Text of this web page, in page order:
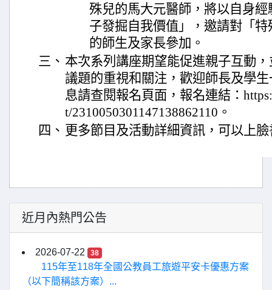
殊兒的馬大元醫師，將以自身
子發掘自我價值」，邀請對「
的師生及家長參加。
三、 本次系列講座期望能促進親子互動
議題的重視和關注，歡迎師長及學
息請查閱報名頁面，報名連結：
t/2310050301147138862110。
四、 更多節目及活動詳細資訊，可以上
近月內熱門公告
2026-07-22 38
115年至118年全國公教員工旅遊平安卡優惠方案
（以下簡稱該方案）...